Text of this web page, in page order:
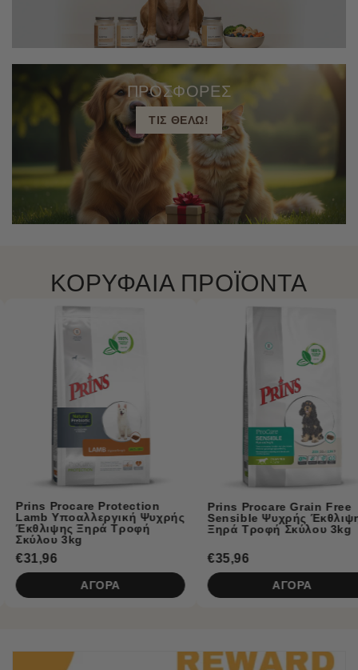
ΠΡΟΣΦΟΡΕΣ
ΤΙΣ ΘΕΛΩ!
ΚΟΡΥΦΑΙΑ ΠΡΟΪΟΝΤΑ
Prins Procare Grain Free
Sensible Ψυχρής Έκθλιψης
Ξηρά Τροφή Σκύλου 3kg